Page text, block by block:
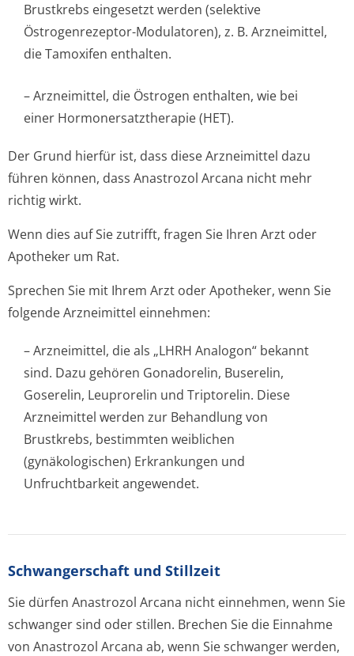
Brustkrebs eingesetzt werden (selektive
Östrogenrezeptor-Modulatoren), z. B. Arzneimittel,
die Tamoxifen enthalten.
– Arzneimittel, die Östrogen enthalten, wie bei
einer Hormonersatzthe­rapie (HET).
Der Grund hierfür ist, dass diese Arzneimittel dazu
führen können, dass Anastrozol Arcana nicht mehr
richtig wirkt.
Wenn dies auf Sie zutrifft, fragen Sie Ihren Arzt oder
Apotheker um Rat.
Sprechen Sie mit Ihrem Arzt oder Apotheker, wenn Sie
folgende Arzneimittel einnehmen:
– Arzneimittel, die als „LHRH Analogon“ bekannt
sind. Dazu gehören Gonadorelin, Buserelin,
Goserelin, Leuprorelin und Triptorelin. Diese
Arzneimittel werden zur Behandlung von
Brustkrebs, bestimmten weiblichen
(gynäkologischen) Erkrankungen und
Unfruchtbarkeit angewendet.
Schwangerschaft und Stillzeit
Sie dürfen Anastrozol Arcana nicht einnehmen, wenn Sie
schwanger sind oder stillen. Brechen Sie die Einnahme
von Anastrozol Arcana ab, wenn Sie schwanger werden,